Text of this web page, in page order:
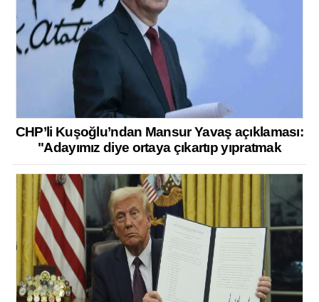
CHP’li Kuşoğlu’ndan Mansur Yavaş açıklaması:
"Adayımız diye ortaya çıkartıp yıpratmak